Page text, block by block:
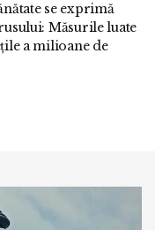
se exprimă
Măsurile luate
a milioane de